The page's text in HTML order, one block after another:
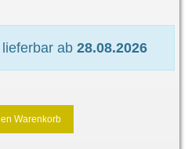
lieferbar ab28.08.2026
Warenkorb